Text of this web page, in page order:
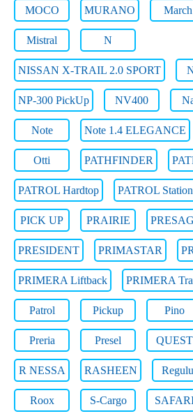
MOCO MURANO March
Mistral N
NISSAN X-TRAIL 2.0 SPORT
NP-300 PickUp NV400
Note Note 1.4 ELEGANCE
Otti PATHFINDER
PATROL Hardtop PATROL
PICK UP PRAIRIE
PRESIDENT PRIMASTAR
PRIMERA Liftback PRIMERA
Patrol Pickup Pino
Preria Presel QUEST
R NESSA RASHEEN
Roox S-Cargo